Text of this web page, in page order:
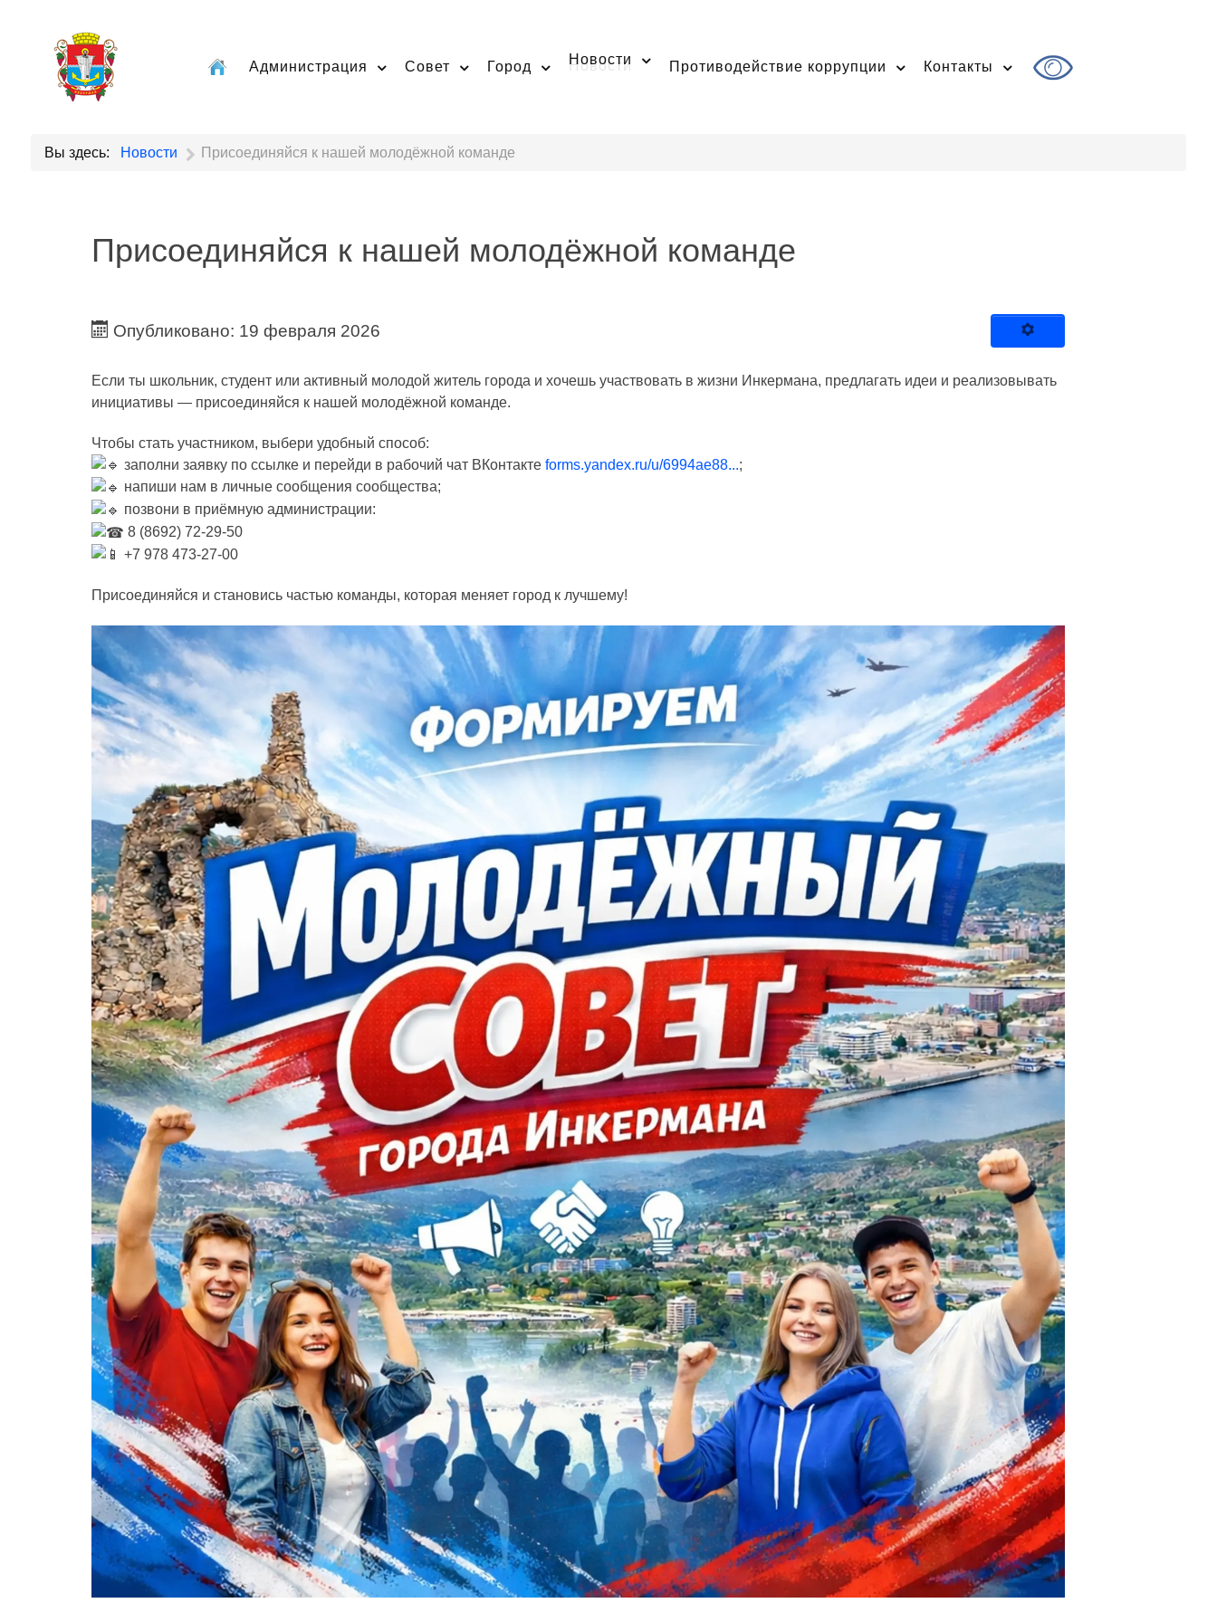
Администрация Совет Город Новости Противодействие коррупции Контакты
Вы здесь: Новости Присоединяйся к нашей молодёжной команде
Присоединяйся к нашей молодёжной команде
Опубликовано: 19 февраля 2026
Если ты школьник, студент или активный молодой житель города и хочешь участвовать в жизни Инкермана, предлагать идеи и реализовывать
инициативы — присоединяйся к нашей молодёжной команде.
Чтобы стать участником, выбери удобный способ:
заполни заявку по ссылке и перейди в рабочий чат ВКонтактеforms.yandex.ru/u/6994ae88...;
напиши нам в личные сообщения сообщества;
позвони в приёмную администрации:
8 (8692) 72-29-50
+7 978 473-27-00
Присоединяйся и становись частью команды, которая меняет город к лучшему!